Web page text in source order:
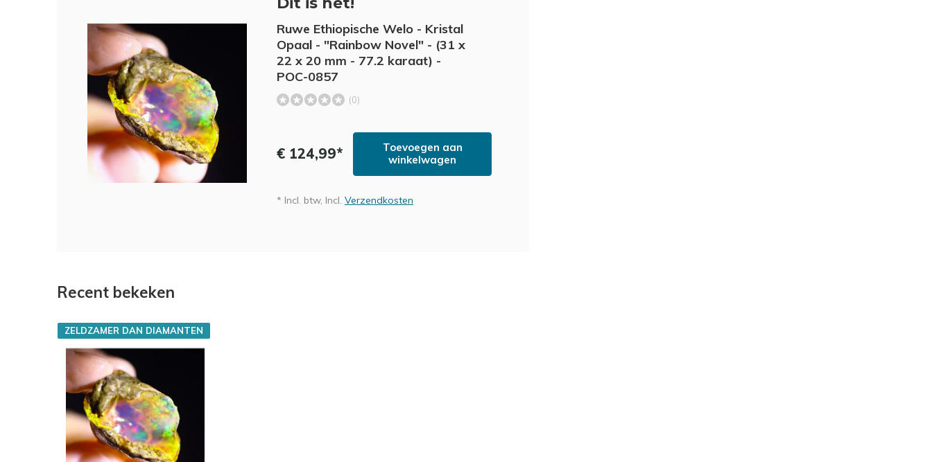
Ruwe Ethiopische Welo - Kristal
Opaal - "Rainbow Novel" - (31 x
22 x 20 mm - 77.2 karaat) -
POC-0857
(0)
€ 124,99*
Toevoegen aan
winkelwagen
* Incl. btw, Incl. Verzendkosten
Recent bekeken
ZELDZAMER DAN DIAMANTEN